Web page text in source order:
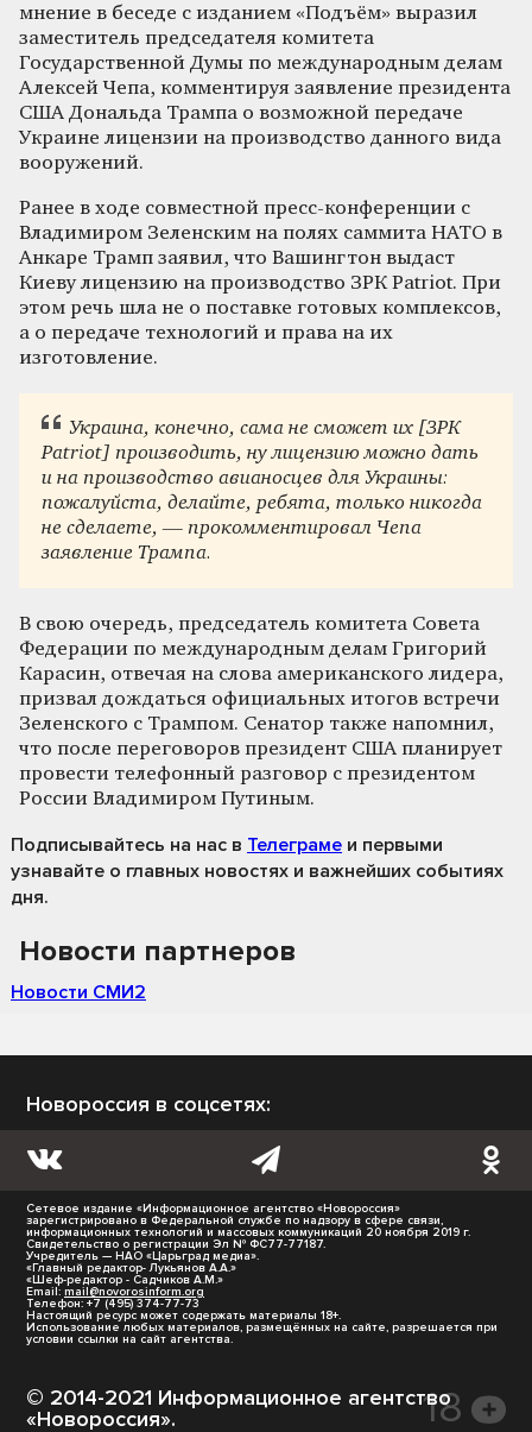
мнение в беседе с изданием «Подъём» выразил
заместитель председателя комитета
Государственной Думы по международным делам
Алексей Чепа, комментируя заявление президента
США Дональда Трампа о возможной передаче
Украине лицензии на производство данного вида
вооружений.
Ранее в ходе совместной пресс-конференции с
Владимиром Зеленским на полях саммита НАТО в
Анкаре Трамп заявил, что Вашингтон выдаст
Киеву лицензию на производство ЗРК Patriot. При
этом речь шла не о поставке готовых комплексов,
а о передаче технологий и права на их
изготовление.
Украина, конечно, сама не сможет их [ЗРК
Patriot] производить, ну лицензию можно дать
и на производство авианосцев для Украины:
пожалуйста, делайте, ребята, только никогда
не сделаете, — прокомментировал Чепа
заявление Трампа.
В свою очередь, председатель комитета Совета
Федерации по международным делам Григорий
Карасин, отвечая на слова американского лидера,
призвал дождаться официальных итогов встречи
Зеленского с Трампом. Сенатор также напомнил,
что после переговоров президент США планирует
провести телефонный разговор с президентом
России Владимиром Путиным.
Подписывайтесь на нас в Телеграме и первыми
узнавайте о главных новостях и важнейших событиях
дня.
Новости партнеров
Новости СМИ2
Новороссия в соцсетях:
Сетевое издание «Информационное агентство «Новороссия»
зарегистрировано в Федеральной службе по надзору в сфере связи,
информационных технологий и массовых коммуникаций 20 ноября 2019 г.
Свидетельство о регистрации Эл № ФС77-77187.
Учредитель — НАО «Царьград медиа».
«Главный редактор- Лукьянов А.А.»
«Шеф-редактор - Садчиков А.М.»
Email: mail@novorosinform.org
Телефон: +7 (495) 374-77-73
Настоящий ресурс может содержать материалы 18+.
Использование любых материалов, размещённых на сайте, разрешается при
условии ссылки на сайт агентства.
© 2014-2021 Информационное агентство
«Новороссия».